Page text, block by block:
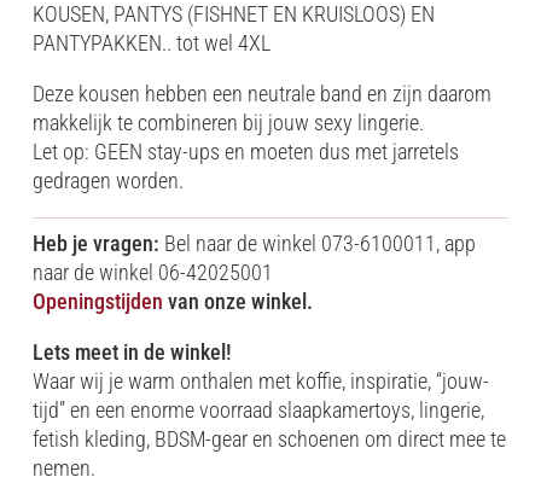
KOUSEN, PANTYS (FISHNET EN KRUISLOOS) EN
PANTYPAKKEN.. tot wel 4XL
Deze kousen hebben een neutrale band en zijn daarom
makkelijk te combineren bij jouw sexy lingerie.
Let op: GEEN stay-ups en moeten dus met jarretels
gedragen worden.
Heb je vragen: Bel naar de winkel 073-6100011, app
naar de winkel 06-42025001
Openingstijden van onze winkel.
Lets meet in de winkel!
Waar wij je warm onthalen met koffie, inspiratie, “jouw-
tijd” en een enorme voorraad slaapkamertoys, lingerie,
fetish kleding, BDSM-gear en schoenen om direct mee te
nemen.